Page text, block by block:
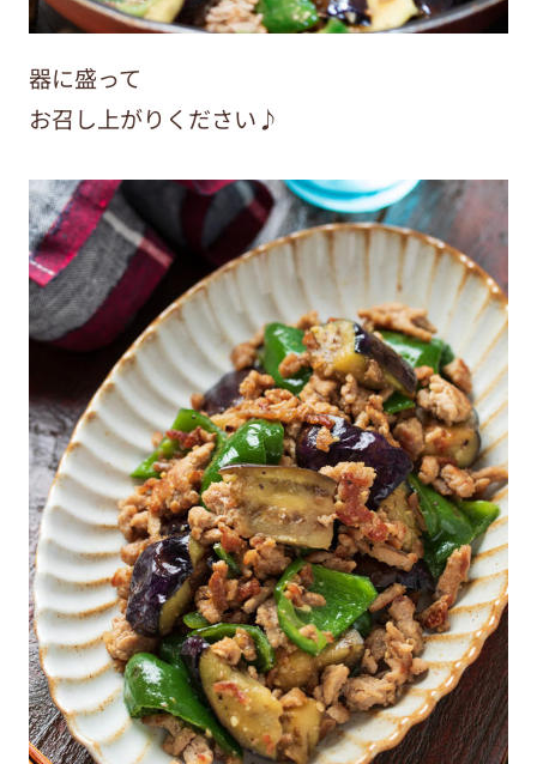
器に盛って
お召し上がりください♪